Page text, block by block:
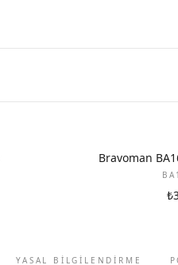
Bravoman
YASAL BİLGİLENDİRME